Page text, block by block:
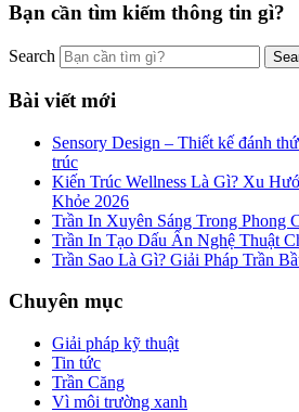
Bạn cần tìm kiếm thông tin gì?
Search
Bài viết mới
Sensory Design – Thiết kế đánh
trúc
Kiến Trúc Wellness Là Gì? Xu
Khỏe 2026
Trần In Xuyên Sáng Trong Phong
Trần In Tạo Dấu Ấn Nghệ Thuật
Trần Sao Là Gì? Giải Pháp Trần
Chuyên mục
Giải pháp kỹ thuật
Tin tức
Trần Căng
Vì môi trường xanh